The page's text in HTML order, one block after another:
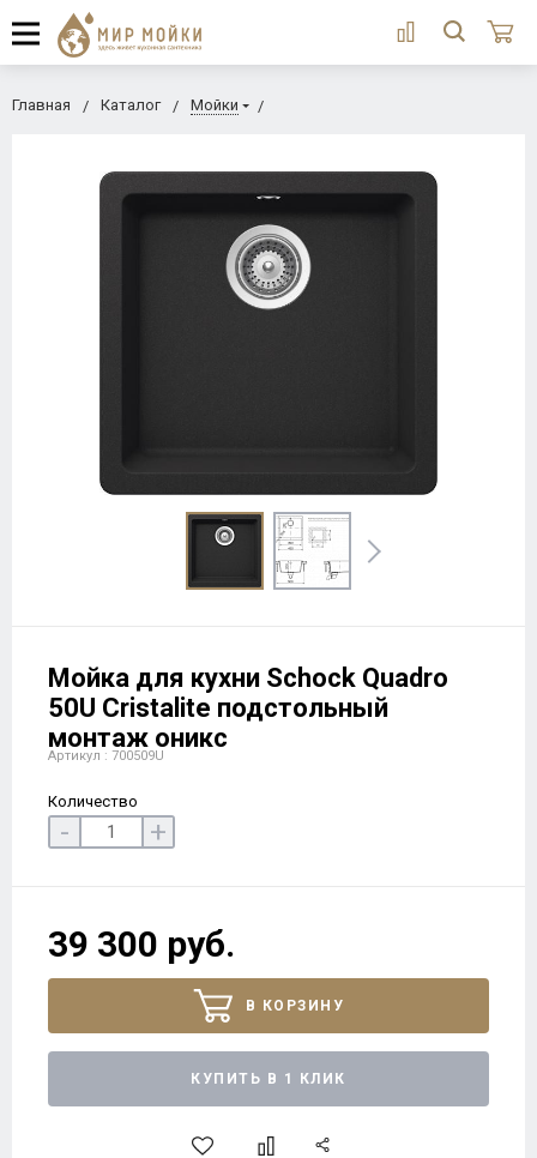
Главная Каталог Мойки
Мойка для кухни Schock Quadro
50U Cristalite подстольный
монтаж оникс
Артикул : 700509U
Количество
- +
39 300 руб.
В КОРЗИНУ
КУПИТЬ В 1 КЛИК